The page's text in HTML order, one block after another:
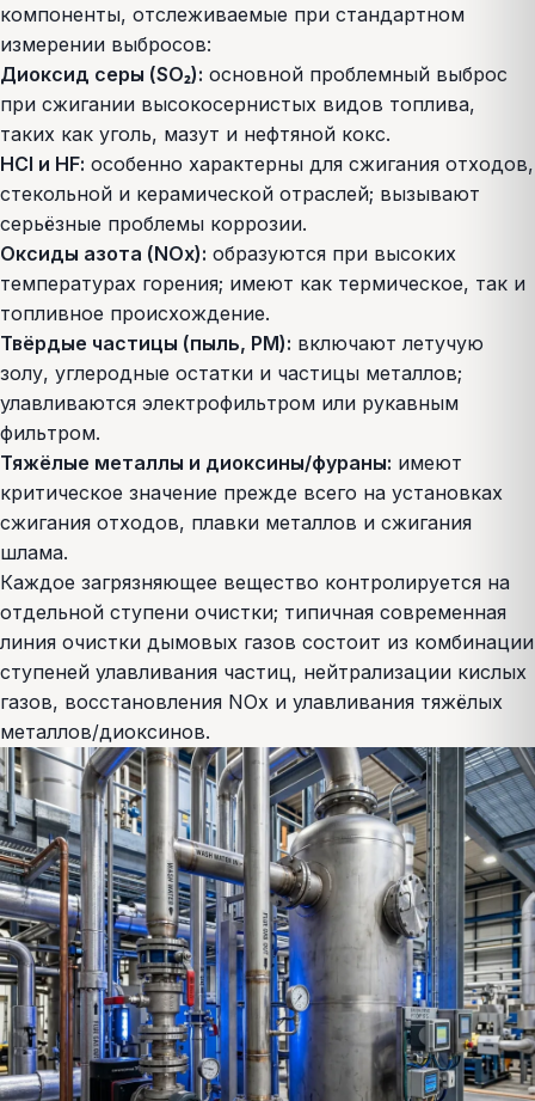
компоненты, отслеживаемые при стандартном
измерении выбросов:
Диоксид серы (SO₂): основной проблемный выброс
при сжигании высокосернистых видов топлива,
таких как уголь, мазут и нефтяной кокс.
HCl и HF: особенно характерны для сжигания отходов,
стекольной и керамической отраслей; вызывают
серьёзные проблемы коррозии.
Оксиды азота (NOx): образуются при высоких
температурах горения; имеют как термическое, так и
топливное происхождение.
Твёрдые частицы (пыль, PM): включают летучую
золу, углеродные остатки и частицы металлов;
улавливаются электрофильтром или рукавным
фильтром.
Тяжёлые металлы и диоксины/фураны: имеют
критическое значение прежде всего на установках
сжигания отходов, плавки металлов и сжигания
шлама.
Каждое загрязняющее вещество контролируется на
отдельной ступени очистки; типичная современная
линия очистки дымовых газов состоит из комбинации
ступеней улавливания частиц, нейтрализации кислых
газов, восстановления NOx и улавливания тяжёлых
металлов/диоксинов.